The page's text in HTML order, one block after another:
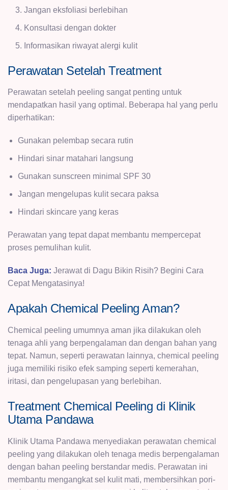
Jangan eksfoliasi berlebihan
Konsultasi dengan dokter
Informasikan riwayat alergi kulit
Perawatan Setelah Treatment
Perawatan setelah peeling sangat penting untuk
mendapatkan hasil yang optimal. Beberapa hal yang perlu
diperhatikan:
Gunakan pelembap secara rutin
Hindari sinar matahari langsung
Gunakan sunscreen minimal SPF 30
Jangan mengelupas kulit secara paksa
Hindari skincare yang keras
Perawatan yang tepat dapat membantu mempercepat
proses pemulihan kulit.
Baca Juga: Jerawat di Dagu Bikin Risih? Begini Cara
Cepat Mengatasinya!
Apakah Chemical Peeling Aman?
Chemical peeling umumnya aman jika dilakukan oleh
tenaga ahli yang berpengalaman dan dengan bahan yang
tepat. Namun, seperti perawatan lainnya, chemical peeling
juga memiliki risiko efek samping seperti kemerahan,
iritasi, dan pengelupasan yang berlebihan.
Treatment Chemical Peeling di Klinik
Utama Pandawa
Klinik Utama Pandawa menyediakan perawatan chemical
peeling yang dilakukan oleh tenaga medis berpengalaman
dengan bahan peeling berstandar medis. Perawatan ini
membantu mengangkat sel kulit mati, membersihkan pori-